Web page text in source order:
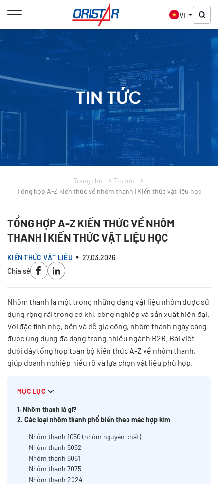
VI
TIN TỨC
Trang chủ
Tin tức
Tổng hợp A-Z kiến thức về nhôm thanh | Kiến thức vật liệu học
TỔNG HỢP A-Z KIẾN THỨC VỀ NHÔM
THANH | KIẾN THỨC VẬT LIỆU HỌC
KIẾN THỨC VẬT LIỆU 27.03.2026
Chia sẻ
Nhôm thanh là một trong những dạng vật liệu nhôm được sử
dụng rộng rãi trong cơ khí, công nghiệp và sản xuất hiện đại.
Với đặc tính nhẹ, bền và dễ gia công, nhôm thanh ngày càng
được ứng dụng đa dạng trong nhiều ngành B2B. Bài viết
dưới đây tổng hợp toàn bộ kiến thức A-Z về nhôm thanh,
giúp doanh nghiệp hiểu rõ và lựa chọn vật liệu phù hợp.
MỤC LỤC
1. Nhôm thanh là gì?
2. Các loại nhôm thanh phổ biến theo mác hợp kim
Nhôm thanh 1050 (nhôm nguyên chất)
Nhôm thanh 5052
Nhôm thanh 6061
Nhôm thanh 7075
Nhôm thanh 2024